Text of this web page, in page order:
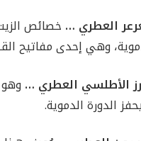
العطري … خصائص
وهي إحدى مفاتيح
الأطلسي العطري …
الدورة الدموية.